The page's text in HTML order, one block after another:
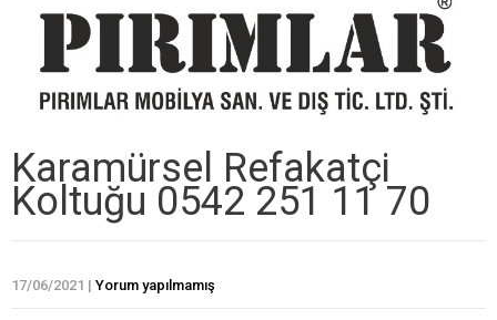
Karamürsel Refakatçi
Koltuğu 0542 251 11 70
17/06/2021 | Yorum yapılmamış